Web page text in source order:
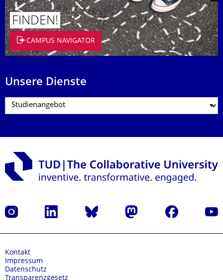
FINDEN!
CAMPUS NAVIGATOR
Unsere Dienste
Instagram LinkedIn Bluesky Mastodon Facebook
Kontakt
Impressum
Datenschutz
Transparenzgesetz